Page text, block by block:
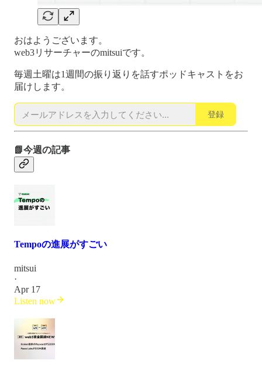
おはようございます。
web3リサーチャーのmitsuiです。
毎週土曜は1週間の振り返りを話すポッドキャストをお
届けします。
登録
📗今週の記事
Tempoの進展がすごい
mitsui
·
Apr 17
Listen now